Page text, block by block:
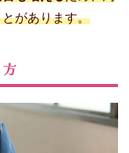
があります。